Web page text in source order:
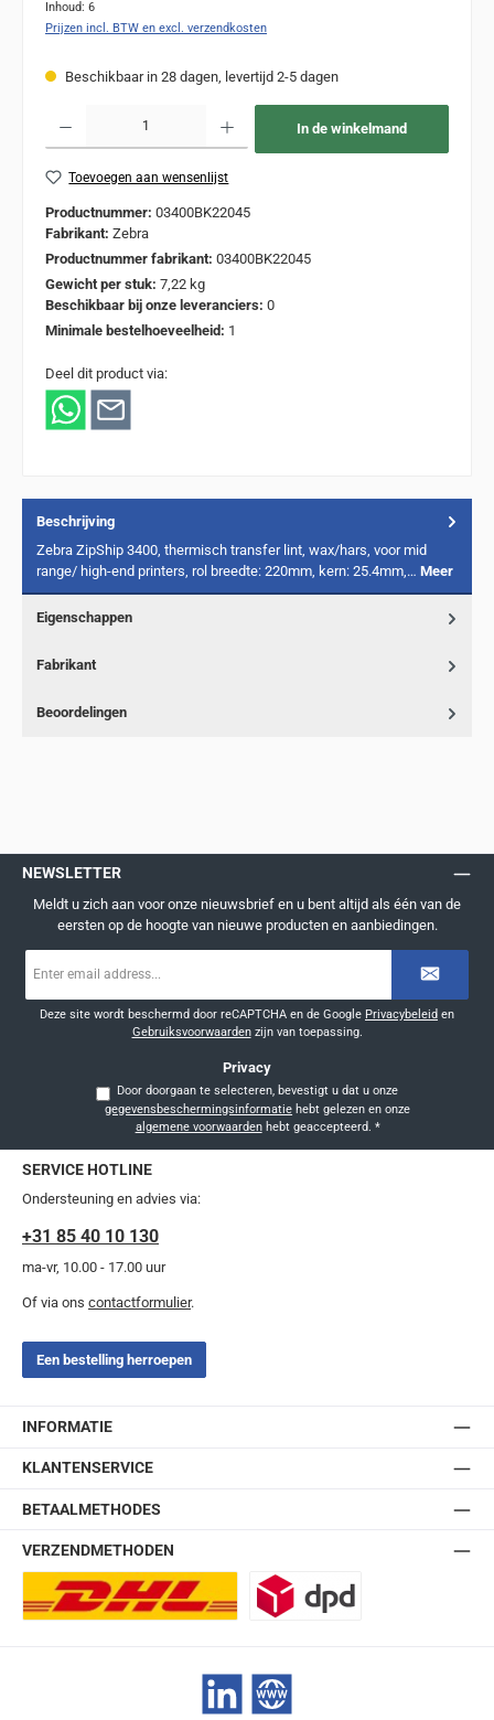
Inhoud: 6
Prijzen incl. BTW en excl. verzendkosten
Beschikbaar in 28 dagen, levertijd 2-5 dagen
In de winkelmand
Toevoegen aan wensenlijst
Productnummer: 03400BK22045
Fabrikant: Zebra
Productnummer fabrikant: 03400BK22045
Gewicht per stuk: 7,22 kg
Beschikbaar bij onze leveranciers: 0
Minimale bestelhoeveelheid: 1
Deel dit product via:
Beschrijving
Zebra ZipShip 3400, thermisch transfer lint, wax/hars, voor mid
range/ high-end printers, rol breedte: 220mm, kern: 25.4mm,… Meer
Eigenschappen
Fabrikant
Beoordelingen
NEWSLETTER
Meldt u zich aan voor onze nieuwsbrief en u bent altijd als één van de
eersten op de hoogte van nieuwe producten en aanbiedingen.
mailadres
Deze site wordt beschermd door reCAPTCHA en de Google Privacybeleid en
Gebruiksvoorwaardenzijn van toepassing.
Privacy
Door doorgaan te selecteren, bevestigt u dat u onze
gegevensbeschermingsinformatie
algemene voorwaardenhebt geaccepteerd. *
SERVICE HOTLINE
Ondersteuning en advies via:
+31 85 40 10 130
ma-vr, 10.00 - 17.00 uur
Of via ons contactformulier.
Een bestelling herroepen
INFORMATIE
KLANTENSERVICE
BETAALMETHODES
VERZENDMETHODEN
LinkedIn Website